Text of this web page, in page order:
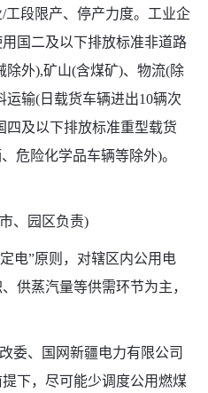
工段限产、停产力度。工业企
国二及以下排放标准非道路
除外),矿山(含煤矿)、物流(除
运输(日载货车辆进出10辆次
四及以下排放标准重型载货
危险化学品车辆等除外)。
、园区负责)
”原则，对辖区内公用电
供蒸汽量等供需环节为主，
、国网新疆电力有限公司
下，尽可能少调度公用燃煤